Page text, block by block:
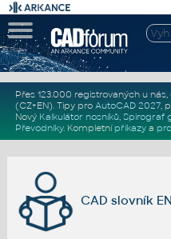
Přes 123.000 registrovaných u nás,
(CZ+EN). Tipy pro AutoCAD 2027,
Nový Kalkulátor nosníků, Spirograf
Převodníky. Kompletní příkazya
CAD slovník